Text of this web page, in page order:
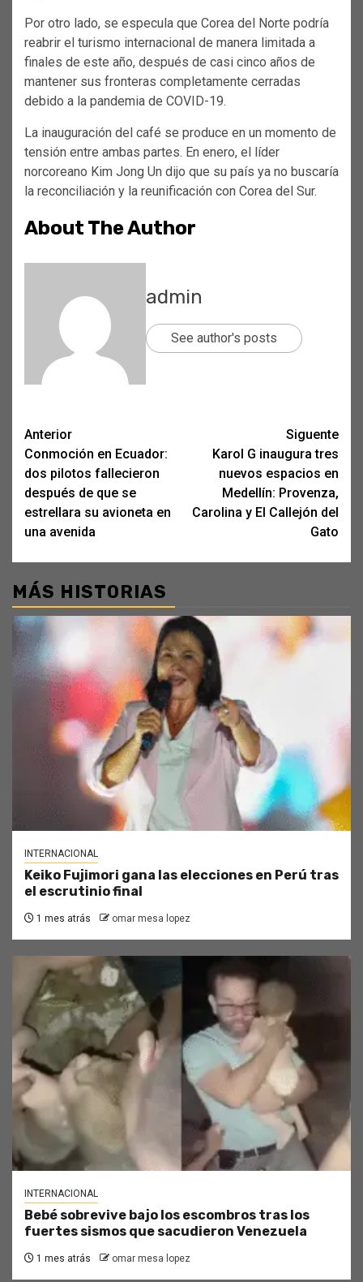
Por otro lado, se especula que Corea del Norte podría
reabrir el turismo internacional de manera limitada a
finales de este año, después de casi cinco años de
mantener sus fronteras completamente cerradas
debido a la pandemia de COVID-19.
La inauguración del café se produce en un momento de
tensión entre ambas partes. En enero, el líder
norcoreano Kim Jong Un dijo que su país ya no buscaría
la reconciliación y la reunificación con Corea del Sur.
About The Author
admin
See author's posts
Post
navigation
Anterior
Conmoción en Ecuador:
dos pilotos fallecieron
después de que se
estrellara su avioneta en
una avenida
Siguente
Karol G inaugura tres
nuevos espacios en
Medellín: Provenza,
Carolina y El Callejón del
Gato
MÁS HISTORIAS
INTERNACIONAL
Keiko Fujimori gana las elecciones en Perú tras
el escrutinio final
1 mes atrás omar mesa lopez
INTERNACIONAL
Bebé sobrevive bajo los escombros tras los
fuertes sismos que sacudieron Venezuela
1 mes atrás omar mesa lopez